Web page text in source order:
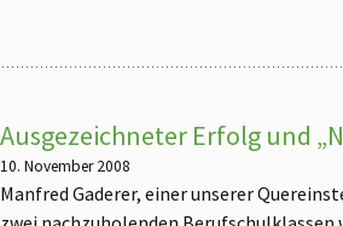
Ausgezeichneter Erfolg und
10. November 2008
Manfred Gaderer, einer unserer